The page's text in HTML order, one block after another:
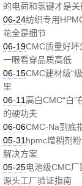
的电荷和氢键才是关
06-24纺织专用
花全是细节
06-19CMC质量好
一眼看穿品质高低
06-15CMC建材级“
里
06-11高白CMC“白
的硬功夫
06-06CMC-Na到底
05-31 hpmc增稠剂
解决方案
05-25电池级CMC
源头工厂验证指南